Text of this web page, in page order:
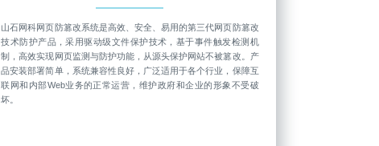
山石网科网页防篡改系统是高效、安全、易用的第三代网页防篡改
技术防护产品，采用驱动级文件保护技术，基于事件触发检测机
制，高效实现网页监测与防护功能，从源头保护网站不被篡改。产
品安装部署简单，系统兼容性良好，广泛适用于各个行业，保障互
联网和内部Web业务的正常运营，维护政府和企业的形象不受破
坏。